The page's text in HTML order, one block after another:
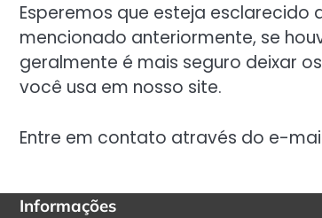
Esperemos que esteja
mencionado anteriormente, se
geralmente é mais seguro deixar
você usa em nosso site.
Entre em contato através do e-
Informações